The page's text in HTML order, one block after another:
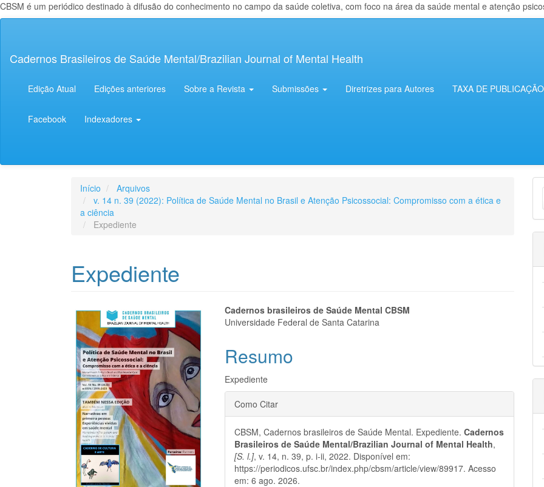
CBSM é um periódico destinado à difusão do conhecimento no campo da saúde coletiva, com foco na área da saúde mental e atenção
principal
Lateral
Cadernos Brasileiros de Saúde Mental/Brazilian Journal of Mental Health
Edição Atual Edições anteriores Sobre a Revista Submissões Diretrizes para Autores TAXA DE PUBLICAÇÃO
Facebook Indexadores
Início
Arquivos
v. 14 n. 39 (2022): Política de Saúde Mental no Brasil e Atenção Psicossocial: Compromisso com a ética e
a ciência
Expediente
Expediente
Barra
lateral
de
artigos
Conteúdo
artigo
principal
Cadernos brasileiros de Saúde Mental CBSM
Universidade Federal de Santa Catarina
Resumo
Expediente
Detalhes
do
artigo
Como Citar
CBSM, Cadernos brasileiros de Saúde Mental. Expediente.Cadernos
Brasileiros de Saúde Mental/Brazilian Journal of Mental Health,
[S. l.], v. 14, n. 39, p. i-ii, 2022. Disponível em:
https://periodicos.ufsc.br/index.php/cbsm/article/view/89917. Acesso
em: 6 ago. 2026.